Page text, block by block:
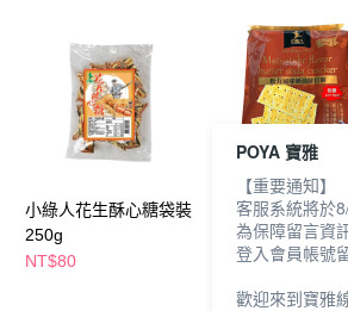
小綠人花生酥心糖袋裝
250g
NT$80
小綠人奶油蘇打餅
264g-松茸風味
NT$89
POYA 寶雅
【重要通知】
客服系統將於
為保障留言資
登入會員帳號
歡迎來到寶雅